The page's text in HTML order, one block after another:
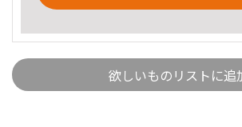
欲しいものリストに追